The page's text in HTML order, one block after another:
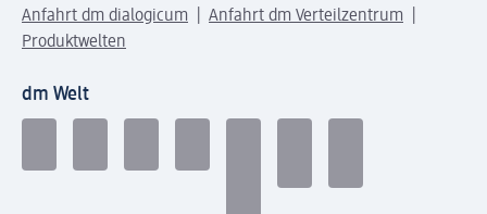
Anfahrt dm dialogicum
Anfahrt dm Verteilzentrum
Produktwelten
dm Welt